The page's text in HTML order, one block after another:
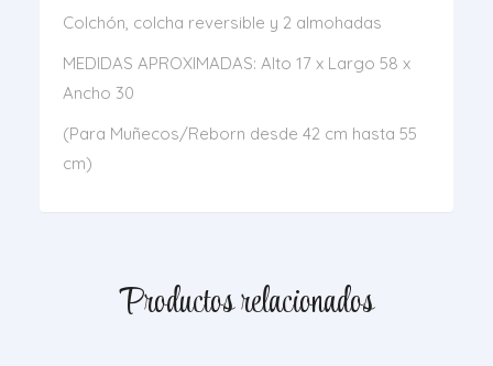
Colchón, colcha reversible y 2 almohadas
MEDIDAS APROXIMADAS: Alto 17 x Largo 58 x
Ancho 30
(Para Muñecos/Reborn desde 42 cm hasta 55
cm)
Productos relacionados